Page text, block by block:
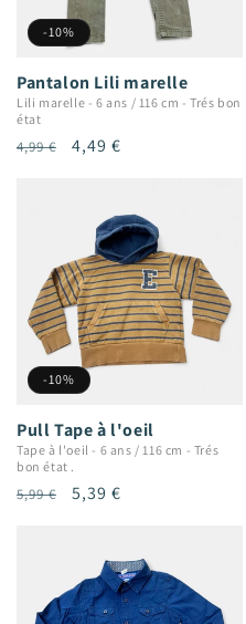
-10%
Pantalon Lili marelle
Lili marelle -6 ans / 116 cm -Trés bon
état
Prix
4,99 €
Prix
4,49 €
-10%
Pull Tape à l'oeil
Tape à l'oeil - 6 ans / 116 cm - Trés
bon état .
Prix
5,99 €
Prix
5,39 €